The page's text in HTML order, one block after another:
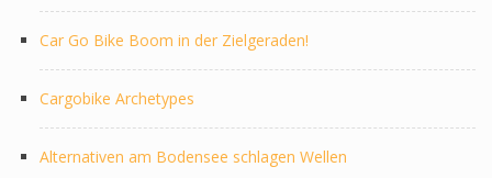
Car Go Bike Boom in der Zielgeraden!
Cargobike Archetypes
Alternativen am Bodensee schlagen Wellen